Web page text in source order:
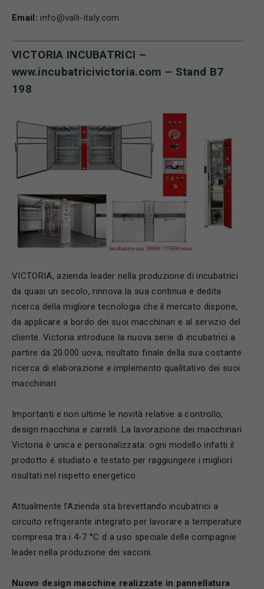
Email: info@valli-italy.com
VICTORIA INCUBATRICI –
www.incubatricivictoria.com – Stand B7
198
VICTORIA, azienda leader nella produzione di incubatrici
da quasi un secolo, rinnova la sua continua e dedita
ricerca della migliore tecnologia che il mercato dispone,
da applicare a bordo dei suoi macchinari e al servizio del
cliente. Victoria introduce la nuova serie di incubatrici a
partire da 20.000 uova, risultato finale della sua costante
ricerca di elaborazione e implemento qualitativo dei suoi
macchinari.
Importanti e non ultime le novità relative a controllo,
design macchina e carrelli. La lavorazione dei macchinari
Victoria è unica e personalizzata: ogni modello infatti il
prodotto é studiato e testato per raggiungere i migliori
risultati nel rispetto energetico.
Attualmente l’Azienda sta brevettando incubatrici a
circuito refrigerante integrato per lavorare a temperature
compresa tra i 4-7 °C d a uso speciale delle compagnie
leader nella produzione dei vaccini.
Nuovo design macchine realizzate in pannellatura